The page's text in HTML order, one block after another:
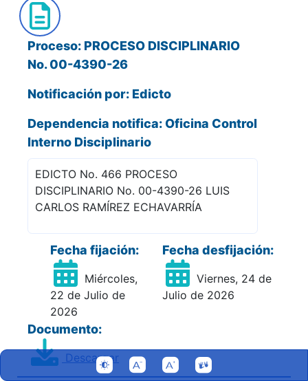
Proceso: PROCESO DISCIPLINARIO
No. 00-4390-26
Notificación por: Edicto
Dependencia notifica: Oficina Control
Interno Disciplinario
EDICTO No. 466 PROCESO
DISCIPLINARIO No. 00-4390-26 LUIS
CARLOS RAMÍREZ ECHAVARRÍA
Fecha fijación:
Miércoles,
22 de Julio de
2026
Fecha desfijación:
Viernes, 24 de
Julio de 2026
Documento:
Descargar